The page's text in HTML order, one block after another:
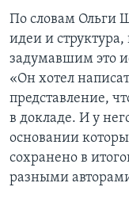
По словам Ольги
идеи и
задумавшим это
«Он хотел
представление,
в докладе. И у
основании
сохранено в
разными